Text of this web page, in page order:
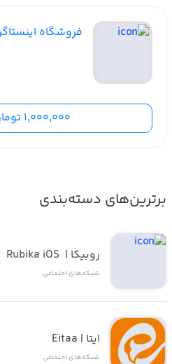
• خدمات توییچ
فروشگاه
1,000,000 تومان
برترین‌های دسته‌بندی
روبیکا |  Rubika iOS
شبکه‌های اجتماعی
ایتا | Eitaa
شبکه‌های اجتماعی